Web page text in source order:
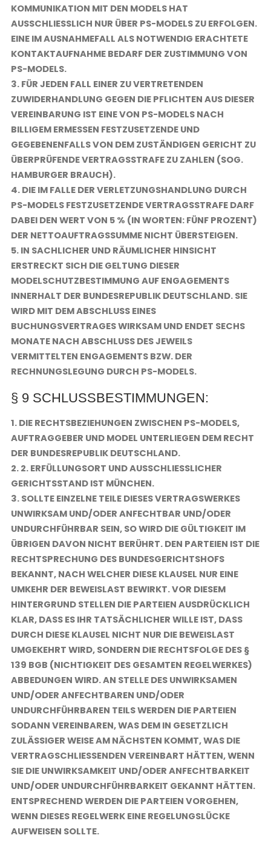
KOMMUNIKATION MIT DEN MODELS HAT
AUSSCHLIESSLICH NUR ÜBER PS-MODELS ZU ERFOLGEN. E
INE IM AUSNAHMEFALL ALS NOTWENDIG ERACHTETE K
ONTAKTAUFNAHME BEDARF DER ZUSTIMMUNG VON P
S-MODELS.
3. FÜR JEDEN FALL EINER ZU VERTRETENDEN
ZUWIDERHANDLUNG GEGEN DIE PFLICHTEN AUS DIESER
VEREINBARUNG IST EINE VON PS-MODELS NACH
BILLIGEM ERMESSEN FESTZUSETZENDE UND
GEGEBENENFALLS VON DEM ZUSTÄNDIGEN GERICHT ZU
ÜBERPRÜFENDE VERTRAGSSTRAFE ZU ZAHLEN (SOG.
HAMBURGER BRAUCH).
4. DIE IM FALLE DER VERLETZUNGSHANDLUNG DURCH
PS-MODELS FESTZUSETZENDE VERTRAGSSTRAFE DARF
DABEI DEN WERT VON 5 % (IN WORTEN: FÜNF PROZENT)
DER NETTOAUFTRAGSSUMME NICHT ÜBERSTEIGEN.
5. IN SACHLICHER UND RÄUMLICHER HINSICHT
ERSTRECKT SICH DIE GELTUNG DIESER
MODELSCHUTZBESTIMMUNG AUF ENGAGEMENTS
INNERHALT DER BUNDESREPUBLIK DEUTSCHLAND. SIE
WIRD MIT DEM ABSCHLUSS EINES
BUCHUNGSVERTRAGES WIRKSAM UND ENDET SECHS
MONATE NACH ABSCHLUSS DES JEWEILS
VERMITTELTEN ENGAGEMENTS BZW. DER
RECHNUNGSLEGUNG DURCH PS-MODELS.
§ 9 SCHLUSSBESTIMMUNGEN:
1. DIE RECHTSBEZIEHUNGEN ZWISCHEN PS-MODELS,
AUFTRAGGEBER UND MODEL UNTERLIEGEN DEM RECHT
DER BUNDESREPUBLIK DEUTSCHLAND.
2. 2. ERFÜLLUNGSORT UND AUSSCHLIESSLICHER G
ERICHTSSTAND IST MÜNCHEN.
3. SOLLTE EINZELNE TEILE DIESES VERTRAGSWERKES
UNWIRKSAM UND/ODER ANFECHTBAR UND/ODER
UNDURCHFÜHRBAR SEIN, SO WIRD DIE GÜLTIGKEIT IM
ÜBRIGEN DAVON NICHT BERÜHRT. DEN PARTEIEN IST DIE
RECHTSPRECHUNG DES BUNDESGERICHTSHOFS
BEKANNT, NACH WELCHER DIESE KLAUSEL NUR EINE
UMKEHR DER BEWEISLAST BEWIRKT. VOR DIESEM
HINTERGRUND STELLEN DIE PARTEIEN AUSDRÜCKLICH
KLAR, DASS ES IHR TATSÄCHLICHER WILLE IST, DASS
DURCH DIESE KLAUSEL NICHT NUR DIE BEWEISLAST
UMGEKEHRT WIRD, SONDERN DIE RECHTSFOLGE DES §
139 BGB (NICHTIGKEIT DES GESAMTEN REGELWERKES)
ABBEDUNGEN WIRD. AN STELLE DES UNWIRKSAMEN
UND/ODER ANFECHTBAREN UND/ODER
UNDURCHFÜHRBAREN TEILS WERDEN DIE PARTEIEN
SODANN VEREINBAREN, WAS DEM IN GESETZLICH
ZULÄSSIGER WEISE AM NÄCHSTEN KOMMT, WAS DIE
VERTRAGSCHLIESSENDEN VEREINBART HÄTTEN, WENN S
IE DIE UNWIRKSAMKEIT UND/ODER ANFECHTBARKEIT U
ND/ODER UNDURCHFÜHRBARKEIT GEKANNT HÄTTEN. E
NTSPRECHEND WERDEN DIE PARTEIEN VORGEHEN, W
ENN DIESES REGELWERK EINE REGELUNGSLÜCKE A
UFWEISEN SOLLTE.